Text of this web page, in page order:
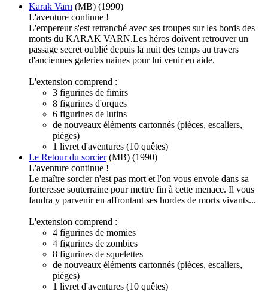
Karak Varn (MB) (1990)
L'aventure continue !
L'empereur s'est retranché avec ses troupes sur les bords des
monts du KARAK VARN.Les héros doivent retrouver un
passage secret oublié depuis la nuit des temps au travers
d'anciennes galeries naines pour lui venir en aide.
L'extension comprend :
3 figurines de fimirs
8 figurines d'orques
6 figurines de lutins
de nouveaux éléments cartonnés (pièces, escaliers,
pièges)
1 livret d'aventures (10 quêtes)
Le Retour du sorcier(MB) (1990)
L'aventure continue !
Le maître sorcier n'est pas mort et l'on vous envoie dans sa
forteresse souterraine pour mettre fin à cette menace. Il vous
faudra y parvenir en affrontant ses hordes de morts vivants...
L'extension comprend :
4 figurines de momies
4 figurines de zombies
8 figurines de squelettes
de nouveaux éléments cartonnés (pièces, escaliers,
pièges)
1 livret d'aventures (10 quêtes)